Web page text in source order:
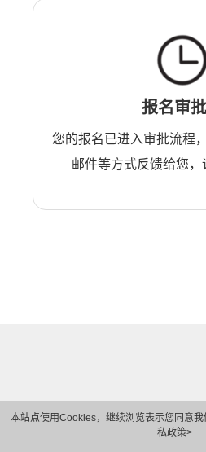
本站点使用Cookies，继续浏览表示您同意我
私政策>
报名审
您的报名已进入审批流程
邮件等方式反馈给您，